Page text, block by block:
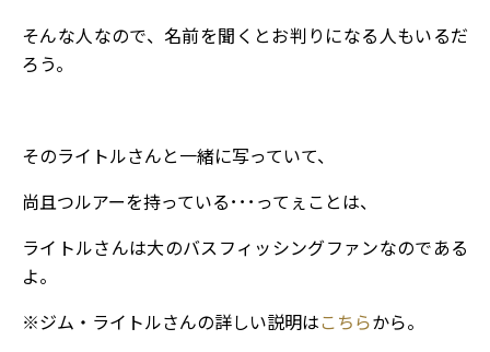
そんな人なので、名前を聞くとお判りになる人もいるだ
ろう。
そのライトルさんと一緒に写っていて、
尚且つルアーを持っている･･･ってぇことは、
ライトルさんは大のバスフィッシングファンなのである
よ。
※ジム・ライトルさんの詳しい説明はこちらから。